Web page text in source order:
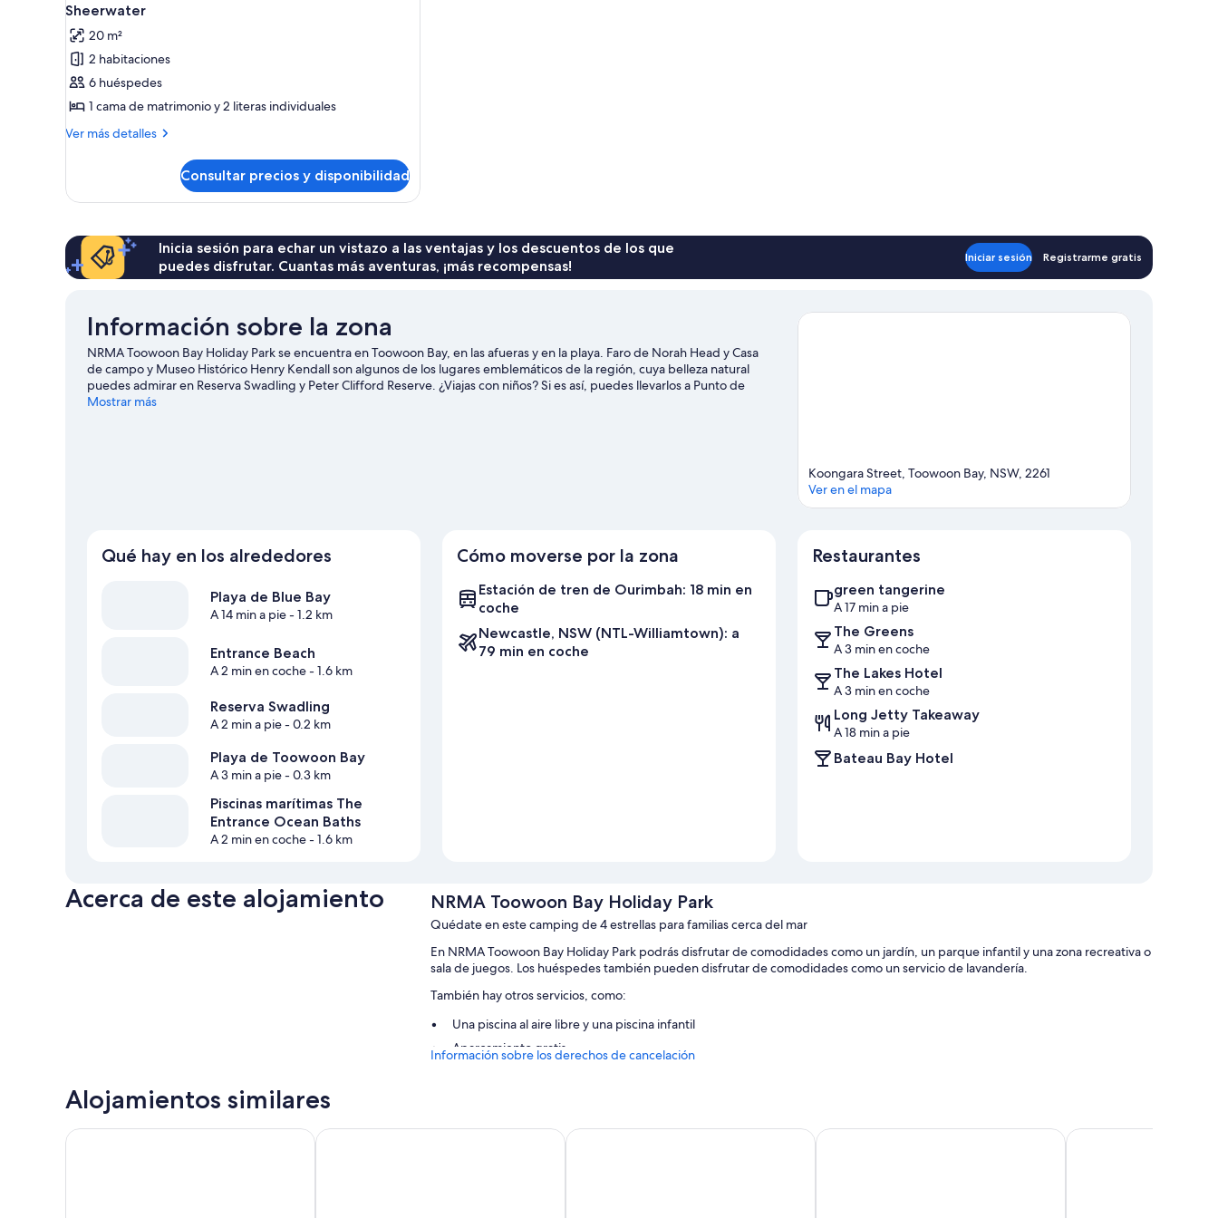
Sheerwater
20 m²
2 habitaciones
6 huéspedes
1 cama de matrimonio y 2 literas individuales
Ver más detalles
Más
Consultar precios y disponibilidad
Inicia sesión para echar un vistazo a las ventajas y los descuentos de los que
puedes disfrutar. Cuantas más aventuras, ¡más recompensas!
Iniciar sesión Registrarme gratis
Información sobre la zona
NRMA Toowoon Bay Holiday Park se encuentra en Toowoon Bay, en las afueras y en la playa. Faro de Norah Head y Casa
de campo y Museo Histórico Henry Kendall son algunos de los lugares emblemáticos de la región, cuya belleza natural
puedes admirar en Reserva Swadling y Peter Clifford Reserve. ¿Viajas con niños? Si es así, puedes llevarlos a Punto de
alimentación Pelican Plaza o a Amazement.
Mostrar más
Koongara Street, Toowoon Bay, NSW, 2261
Ver en el mapa
Qué hay en los alrededores
Playa de Blue Bay
A 14 min a pie- 1.2 km
Entrance Beach
A 2 min en coche- 1.6 km
Reserva Swadling
A 2 min a pie- 0.2 km
Playa de Toowoon Bay
A 3 min a pie- 0.3 km
Piscinas marítimas The
Entrance Ocean Baths
A 2 min en coche- 1.6 km
Cómo moverse por la zona
Estación de tren de Ourimbah: 18 min en
coche
Newcastle, NSW (NTL-Williamtown): a
79 min en coche
Restaurantes
green tangerine
A 17 min a pie
The Greens
A 3 min en coche
The Lakes Hotel
A 3 min en coche
Long Jetty Takeaway
A 18 min a pie
Bateau Bay Hotel
Acerca de este alojamiento NRMA Toowoon Bay Holiday Park
Quédate en este camping de 4 estrellas para familias cerca del mar
En NRMA Toowoon Bay Holiday Park podrás disfrutar de comodidades como un jardín, un parque infantil y una zona recreativa o
sala de juegos. Los huéspedes también pueden disfrutar de comodidades como un servicio de lavandería.
También hay otros servicios, como:
Una piscina al aire libre y una piscina infantil
Aparcamiento gratis
Todas las habitaciones de NRMA Toowoon Bay Holiday Park cuentan con comodidades como aire acondicionado.
Información sobre los derechos de cancelación
Alojamientos similares
NRMA Norah Head Holiday Park Mantra Ettalong Beach Oaks The Entrance Waterfront Suites Blue Lagoon Beach Resort Nesuto The Entrance